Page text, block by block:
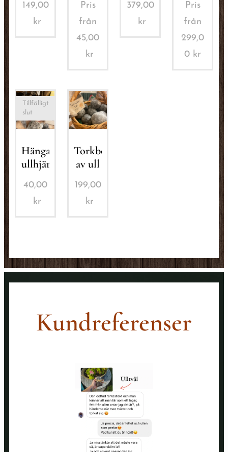
149,00
kr
Pris
från
45,00
kr
379,00
kr
Pris
från
299,0
0 kr
Hängande
ullhjärta
Tillfälligt
slut
40,00
kr
Torkbollar
av ull
199,00
kr
Kundreferenser